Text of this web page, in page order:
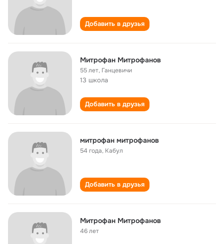
Добавить в друзья
Митрофан Митрофанов
55 лет, Ганцевичи
13 школа
Добавить в друзья
митрофан митрофанов
54 года, Кабул
Добавить в друзья
Митрофан Митрофанов
46 лет